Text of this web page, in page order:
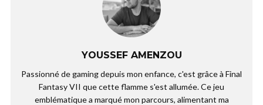
YOUSSEF AMENZOU
Passionné de gaming depuis mon enfance, c'est grâce à Final
Fantasy VII que cette flamme s'est allumée. Ce jeu
emblématique a marqué mon parcours, alimentant ma